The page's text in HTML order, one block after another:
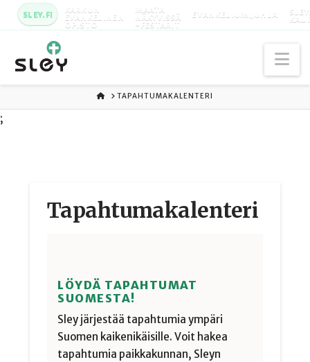
SLEY.FI KARKUN
EVANKELINEN
OPISTO
MAATA
NÄKYVISSÄ
-FESTARIT
EVANKELIUMIJUHLA
ETUSIVU
TAPAHTUMAKALENTERI
;
Tapahtuma­kalenteri
LÖYDÄ TAPAHTUMAT
SUOMESTA!
Sley järjestää tapahtumia ympäri
Suomen kaikenikäisille. Voit hakea
tapahtumia paikkakunnan, Sleyn